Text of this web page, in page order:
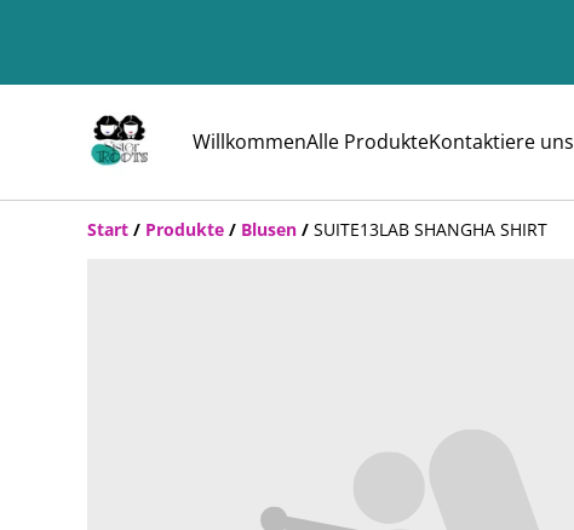
WillkommenAlle ProdukteKontaktiere uns
Start / Produkte / Blusen / SUITE13LAB SHANGHA SHIRT